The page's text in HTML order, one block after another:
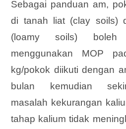
Sebagai panduan am,
di tanah liat (clay soils)
(loamy soils) boleh
menggunakan MOP
kg/pokok diikuti dengan
bulan kemudian
masalah kekurangan
tahap kalium tidak